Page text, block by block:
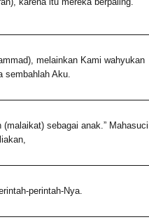
melainkan Kami wahyukan
sembahlah Aku.
sebagai anak.” Mahasuci
perintah-Nya.